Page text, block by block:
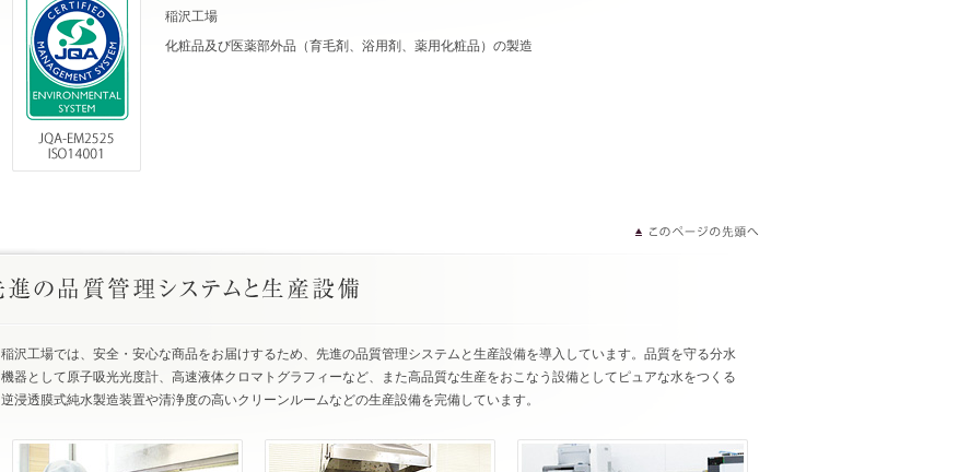
稲沢工場
化粧品及び医薬部外品（育毛剤、浴用剤、薬用化粧品）の製造
稲沢工場では、安全・安心な商品をお届けするため、先進の品質管理システムと生産設備を導入しています。品質を守る分水
機器として原子吸光光度計、高速液体クロマトグラフィーなど、また高品質な生産をおこなう設備としてピュアな水をつくる
逆浸透膜式純水製造装置や清浄度の高いクリーンルームなどの生産設備を完備しています。